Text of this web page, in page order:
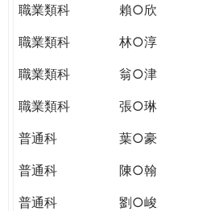
職業類科
賴○欣
職業類科
林○淳
職業類科
翁○津
職業類科
張○琳
普通科
葉○豪
普通科
陳○翰
普通科
劉○峻